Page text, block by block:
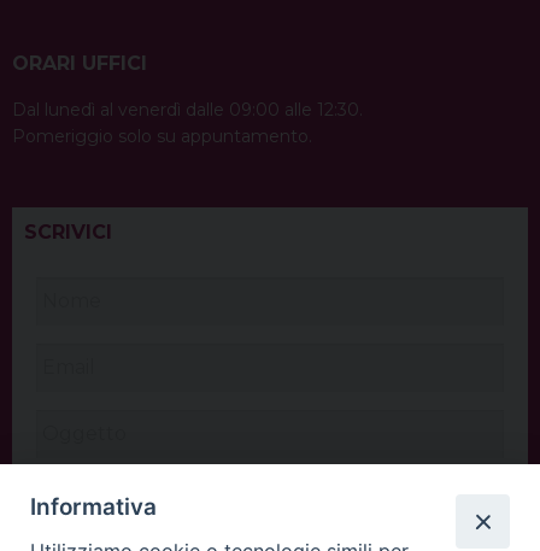
ORARI UFFICI
Dal lunedì al venerdì dalle 09:00 alle 12:30.
Pomeriggio solo su appuntamento.
SCRIVICI
Informativa